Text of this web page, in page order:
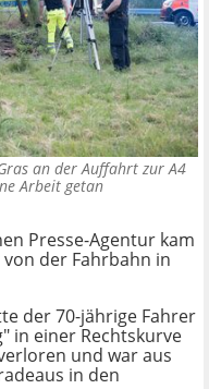
an der Auffahrt zur A4
Arbeit getan
Presse-Agentur kam
der Fahrbahn in
der 70-jährige Fahrer
in einer Rechtskurve
und war aus
in den